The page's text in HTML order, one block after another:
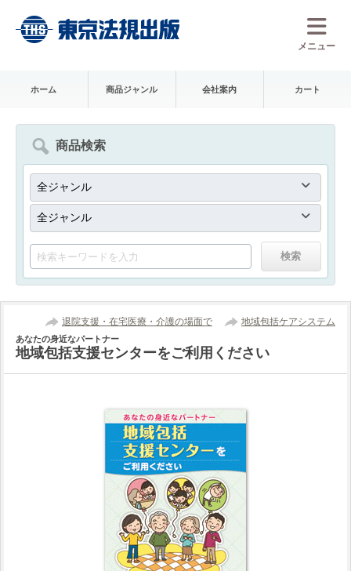
メニュー
ホーム 商品ジャンル 会社案内 カート
商品検索
退院支援・在宅医療・介護の場面で 地域包括ケアシステム
あなたの身近なパートナー
地域包括支援センターをご利用ください